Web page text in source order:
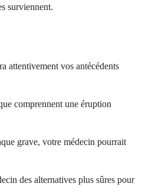
surviennent.
attentivement vos antécédents
comprennent une éruption
grave, votre médecin pourrait
des alternatives plus sûres pour